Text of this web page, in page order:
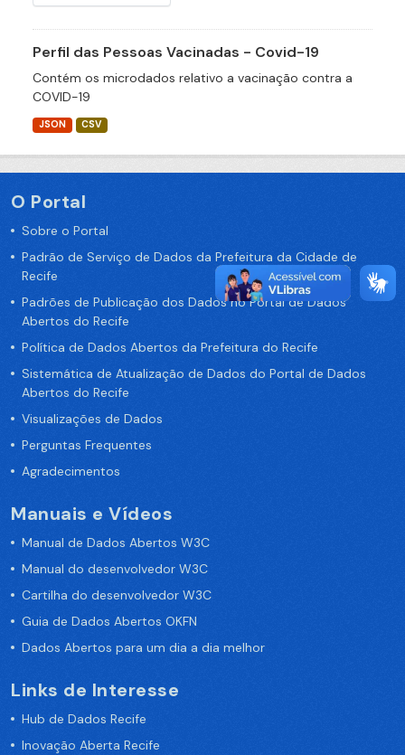
Perfil das Pessoas Vacinadas - Covid-19
Contém os microdados relativo a vacinação contra a
COVID-19
JSON CSV
O Portal
Sobre o Portal
Padrão de Serviço de Dados da Prefeitura da Cidade de
Recife
Padrões de Publicação dos Dados no Portal de Dados
Abertos do Recife
Política de Dados Abertos da Prefeitura do Recife
Sistemática de Atualização de Dados do Portal de Dados
Abertos do Recife
Visualizações de Dados
Perguntas Frequentes
Agradecimentos
Manuais e Vídeos
Manual de Dados Abertos W3C
Manual do desenvolvedor W3C
Cartilha do desenvolvedor W3C
Guia de Dados Abertos OKFN
Dados Abertos para um dia a dia melhor
Links de Interesse
Hub de Dados Recife
Inovação Aberta Recife